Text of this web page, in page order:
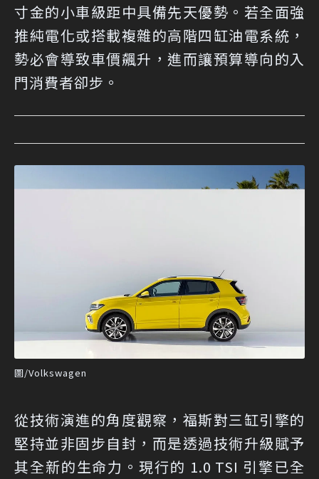
寸金的小車級距中具備先天優勢。若全面強
推純電化或搭載複雜的高階四缸油電系統，
勢必會導致車價飆升，進而讓預算導向的入
門消費者卻步。
圖/Volkswagen
從技術演進的角度觀察，福斯對三缸引擎的
堅持並非固步自封，而是透過技術升級賦予
其全新的生命力。現行的 1.0 TSI 引擎已全